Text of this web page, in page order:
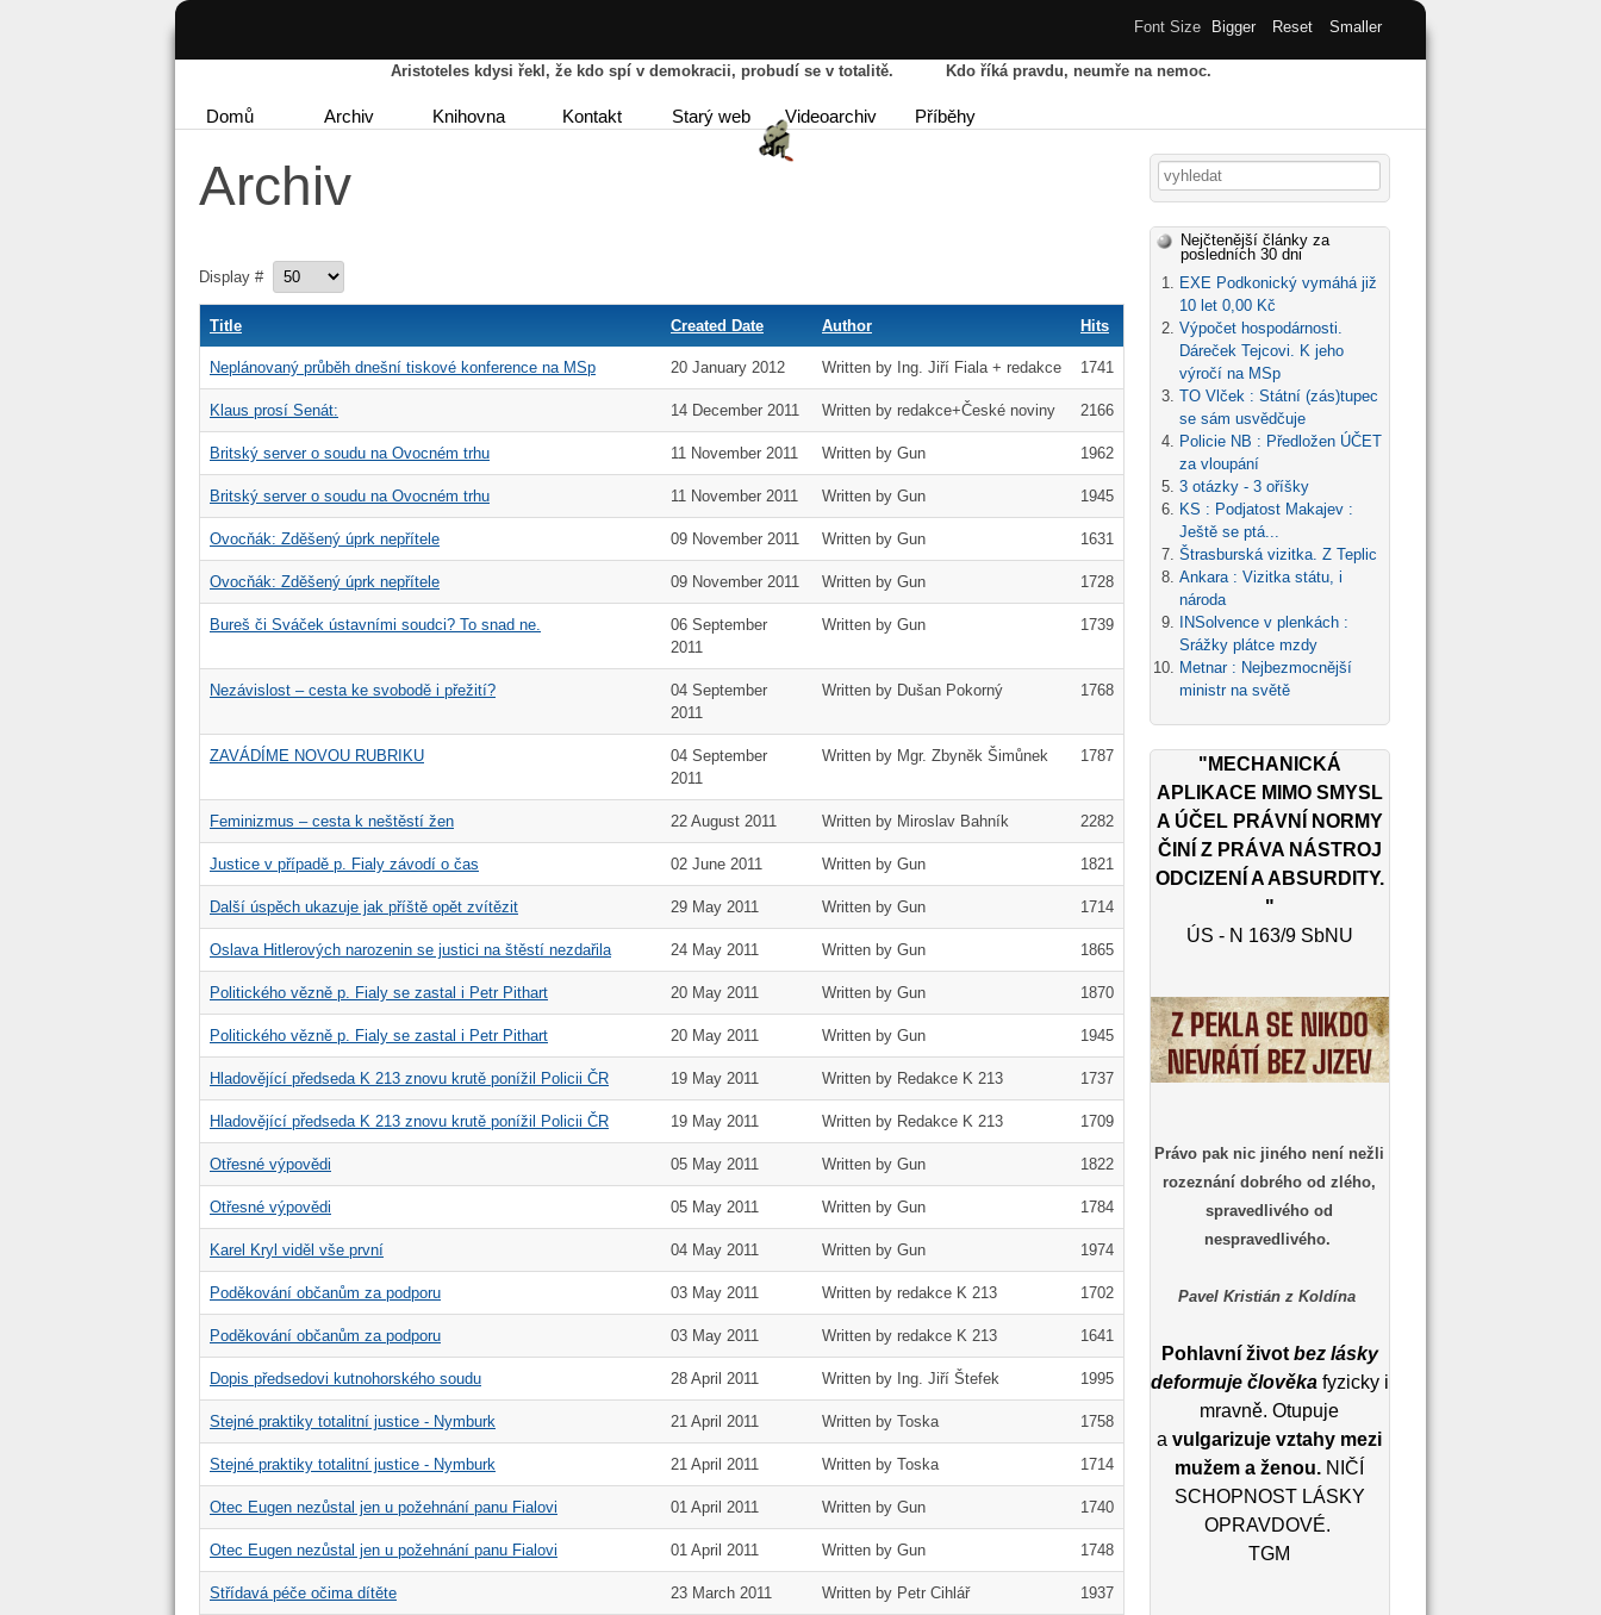
Font Size Bigger Reset Smaller
HOME AGENDA
Aristoteles kdysi řekl, že kdo spí v demokracii, probudí se v totalitě. Kdo říká pravdu, neumře na nemoc.
Domů Archiv Knihovna Kontakt Starý web Videoarchiv Příběhy
Archiv
Display #
Title Created Date Author Hits
Neplánovaný průběh dnešní tiskové konference na MSp 20 January 2012 Written by Ing. Jiří Fiala + redakce 1741
Klaus prosí Senát: 14 December 2011 Written by redakce+České noviny 2166
Britský server o soudu na Ovocném trhu 11 November 2011 Written by Gun 1962
Britský server o soudu na Ovocném trhu 11 November 2011 Written by Gun 1945
Ovocňák: Zděšený úprk nepřítele 09 November 2011 Written by Gun 1631
Ovocňák: Zděšený úprk nepřítele 09 November 2011 Written by Gun 1728
Bureš či Sváček ústavními soudci? To snad ne.
06 September
2011
Written by Gun 1739
Nezávislost – cesta ke svobodě i přežití?
04 September
2011
Written by Dušan Pokorný 1768
ZAVÁDÍME NOVOU RUBRIKU
04 September
2011
Written by Mgr. Zbyněk Šimůnek 1787
Feminizmus – cesta k neštěstí žen 22 August 2011 Written by Miroslav Bahník 2282
Justice v případě p. Fialy závodí o čas 02 June 2011 Written by Gun 1821
Další úspěch ukazuje jak příště opět zvítězit 29 May 2011 Written by Gun 1714
Oslava Hitlerových narozenin se justici na štěstí nezdařila 24 May 2011 Written by Gun 1865
Politického vězně p. Fialy se zastal i Petr Pithart 20 May 2011 Written by Gun 1870
Politického vězně p. Fialy se zastal i Petr Pithart 20 May 2011 Written by Gun 1945
Hladovějící předseda K 213 znovu krutě ponížil Policii ČR 19 May 2011 Written by Redakce K 213 1737
Hladovějící předseda K 213 znovu krutě ponížil Policii ČR 19 May 2011 Written by Redakce K 213 1709
Otřesné výpovědi 05 May 2011 Written by Gun 1822
Otřesné výpovědi 05 May 2011 Written by Gun 1784
Karel Kryl viděl vše první 04 May 2011 Written by Gun 1974
Poděkování občanům za podporu 03 May 2011 Written by redakce K 213 1702
Poděkování občanům za podporu 03 May 2011 Written by redakce K 213 1641
Dopis předsedovi kutnohorského soudu 28 April 2011 Written by Ing. Jiří Štefek 1995
Stejné praktiky totalitní justice - Nymburk 21 April 2011 Written by Toska 1758
Stejné praktiky totalitní justice - Nymburk 21 April 2011 Written by Toska 1714
Otec Eugen nezůstal jen u požehnání panu Fialovi 01 April 2011 Written by Gun 1740
Otec Eugen nezůstal jen u požehnání panu Fialovi 01 April 2011 Written by Gun 1748
Střídavá péče očima dítěte 23 March 2011 Written by Petr Cihlář 1937
Vyhledávání
Nejčtenější články za
posledních 30 dni
EXE Podkonický vymáhá již
10 let 0,00 Kč
Výpočet hospodárnosti.
Dáreček Tejcovi. K jeho
výročí na MSp
TO Vlček : Státní (zás)tupec
se sám usvědčuje
Policie NB : Předložen ÚČET
za vloupání
3 otázky - 3 oříšky
KS : Podjatost Makajev :
Ještě se ptá...
Štrasburská vizitka. Z Teplic
Ankara : Vizitka státu, i
národa
INSolvence v plenkách :
Srážky plátce mzdy
Metnar : Nejbezmocnější
ministr na světě
"MECHANICKÁ
APLIKACE MIMO SMYSL
A ÚČEL PRÁVNÍ NORMY
ČINÍ Z PRÁVA NÁSTROJ
ODCIZENÍ A ABSURDITY.
"
ÚS - N 163/9 SbNU
Právo pak nic jiného není nežli
rozeznání dobrého od zlého,
spravedlivého od
nespravedlivého.
Pavel Kristián z Koldína
Pohlavní život bez lásky
deformuje člověkafyzicky i
mravně. Otupuje
avulgarizuje vztahy mezi
mužem a ženou. NIČÍ
SCHOPNOST LÁSKY
OPRAVDOVÉ.
TGM